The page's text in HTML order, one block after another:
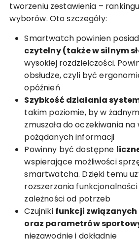
tworzeniu zestawienia –
wyborów. Oto szczegóły:
Smartwatch powinien
czytelny (także w silnym
wysokiej rozdzielczości.
obsłudze, czyli być
opóźnień
Szybkość działania
takim poziomie, by w
zmuszała do oczekiwania
pożądanych informacji
Powinny być dostępne
wspierające możliwości
smartwatcha. Dzięki temu
rozszerzania
zależności od potrzeb
Czujniki funkcji związanych
oraz parametrów
niezawodnie i dokładnie